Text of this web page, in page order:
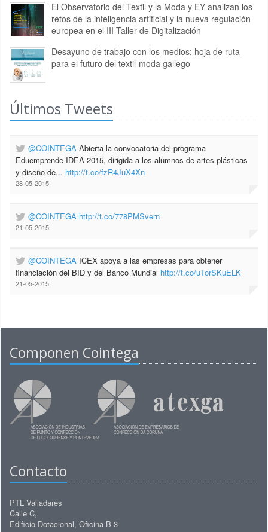
El Observatorio del Textil y la Moda y EY analizan los
retos de la inteligencia artificial y la nueva regulación
europea en el III Taller de Digitalización
Desayuno de trabajo con los medios: hoja de ruta
para el futuro del textil-moda gallego
Últimos Tweets
@COINTEGA Abierta la convocatoria del programa
Eduemprende IDEA 2015, dirigida a los alumnos de artes plásticas
y diseño de... http://t.co/fzR4JuX4Xn
28-05-2015
@COINTEGA http://t.co/778PMSvern
21-05-2015
@COINTEGA ICEX apoya a las empresas para obtener
financiación del BID y del Banco Mundial http://t.co/uTorSKuELK
21-05-2015
Componen Cointega
Contacto
PTL Valladares
Calle C,
Edificio Dotacional, Oficina B-3